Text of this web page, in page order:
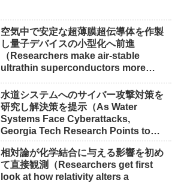
空気中で安定な超薄膜超伝導体を作製
し量子デバイスの小型化へ前進
（Researchers make air-stable
ultrathin superconductors more
水道システムへのサイバー攻撃対策を
研究し解決策を提示（As Water
Systems Face Cyberattacks,
Georgia Tech Research Points to
相対論が化学結合に与える影響を初め
て直接観測（Researchers get first
look at how relativity alters a